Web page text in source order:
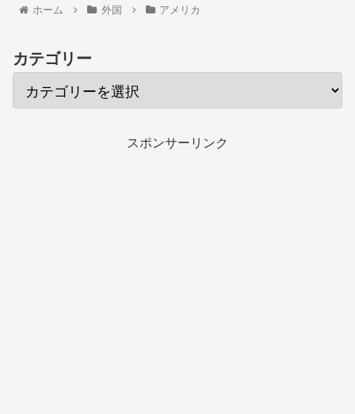
ホーム 外国 アメリカ
カテゴリー
スポンサーリンク